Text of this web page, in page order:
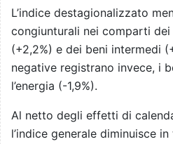
L’indice destagionalizzato
congiunturali nei comparti
(+2,2%) e dei beni intermedi
negative registrano invece, i
l’energia (-1,9%).
Al netto degli effetti di
l’indice generale diminuisce